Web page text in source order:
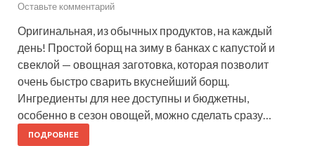
Оставьте комментарий
Оригинальная, из обычных продуктов, на каждый
день! Простой борщ на зиму в банках с капустой и
свеклой — овощная заготовка, которая позволит
очень быстро сварить вкуснейший борщ.
Ингредиенты для нее доступны и бюджетны,
особенно в сезон овощей, можно сделать сразу…
ПОДРОБНЕЕ